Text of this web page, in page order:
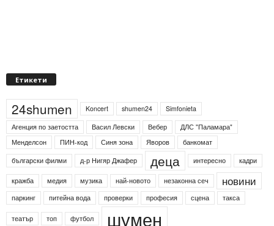
Етикети
24shumen Koncert shumen24
Simfonieta
Агенция по заетостта
Васил Левски Вебер
ДЛС "Паламара"
Менделсон
ПИН-код Синя зона Яворов
банкомат
български филми
д-р Нигяр Джафер деца интересно кадри
кражба медия музика най-новото незаконна сеч новини
паркинг питейна вода проверки професия сцена такса
театър топ футбол шумен